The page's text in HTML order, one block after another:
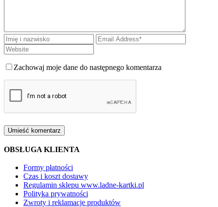
Zachowaj moje dane do następnego komentarza
OBSŁUGA KLIENTA
Formy płatności
Czas i koszt dostawy
Regulamin sklepu www.ladne-kartki.pl
Polityka prywatności
Zwroty i reklamacje produktów